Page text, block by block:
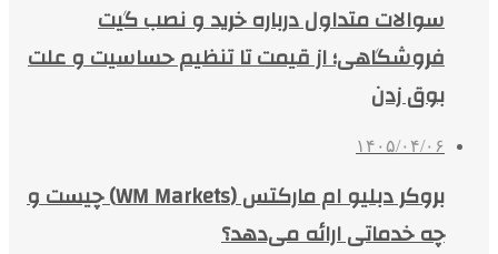
سوالات متداول درباره خرید و نصب گیت
فروشگاهی؛ از قیمت تا تنظیم حساسیت و علت
بوق زدن
۱۴۰۵/۰۴/۰۶
بروکر دبلیو ام مارکتس (WM Markets) چیست و
چه خدماتی ارائه می‌دهد؟